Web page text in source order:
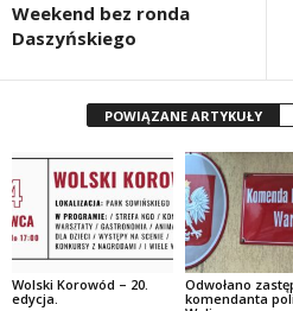
Weekend bez ronda
Daszyńskiego
POWIĄZANE ARTYKUŁY
Wolski Korowód – 20.
edycja.
Odwołano
komendanta